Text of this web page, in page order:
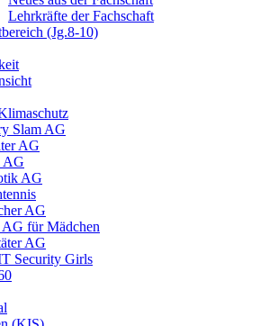
Lehrkräfte der Fachschaft
(Jg.8-10)
Slam AG
AG
AG
AG
AG
für Mädchen
AG
Security Girls